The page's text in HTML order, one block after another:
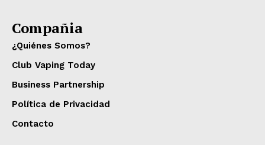
Compañia
¿Quiénes Somos?
Club Vaping Today
Business Partnership
Política de Privacidad
Contacto